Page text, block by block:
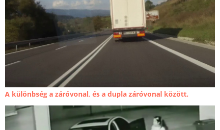
A különbség a záróvonal, és a dupla záróvonal között.